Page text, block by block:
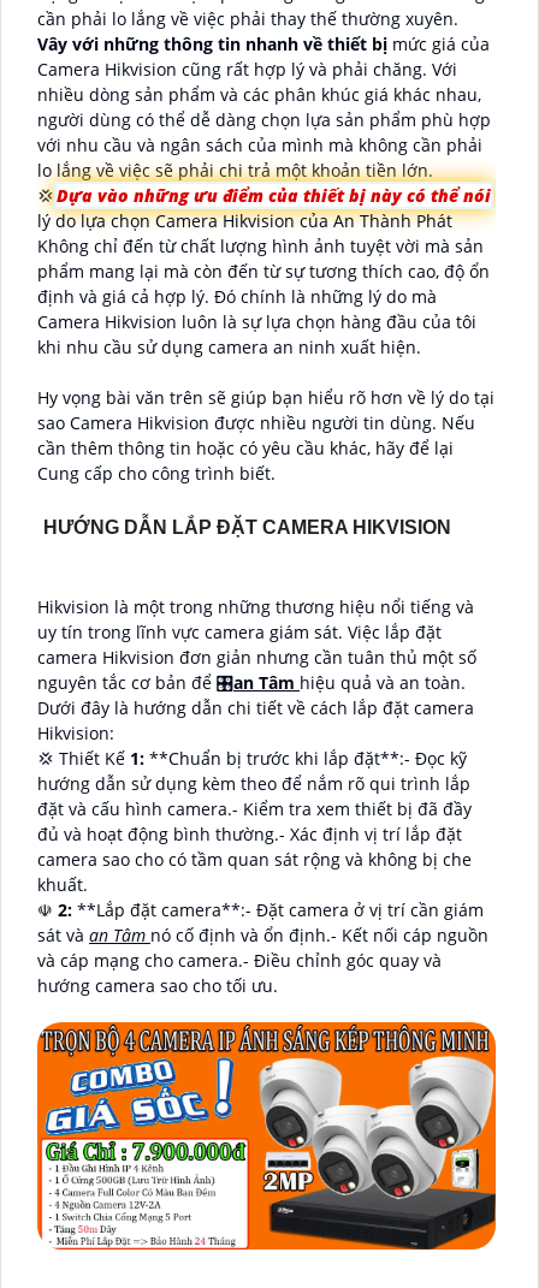
cần phải lo lắng về việc phải thay thế thường xuyên.
Vây với những thông tin nhanh về thiết bị mức giá của
Camera Hikvision cũng rất hợp lý và phải chăng. Với
nhiều dòng sản phẩm và các phân khúc giá khác nhau,
người dùng có thể dễ dàng chọn lựa sản phẩm phù hợp
với nhu cầu và ngân sách của mình mà không cần phải
lo lắng về việc sẽ phải chi trả một khoản tiền lớn.
💢Dựa vào những ưu điểm của thiết bị này có thể nói
lý do lựa chọn Camera Hikvision của An Thành Phát
Không chỉ đến từ chất lượng hình ảnh tuyệt vời mà sản
phẩm mang lại mà còn đến từ sự tương thích cao, độ ổn
định và giá cả hợp lý. Đó chính là những lý do mà
Camera Hikvision luôn là sự lựa chọn hàng đầu của tôi
khi nhu cầu sử dụng camera an ninh xuất hiện.
Hy vọng bài văn trên sẽ giúp bạn hiểu rõ hơn về lý do tại
sao Camera Hikvision được nhiều người tin dùng. Nếu
cần thêm thông tin hoặc có yêu cầu khác, hãy để lại
Cung cấp cho công trình biết.
HƯỚNG DẪN LẮP ĐẶT CAMERA HIKVISION
Hikvision là một trong những thương hiệu nổi tiếng và
uy tín trong lĩnh vực camera giám sát. Việc lắp đặt
camera Hikvision đơn giản nhưng cần tuân thủ một số
nguyên tắc cơ bản để 🎛an Tâm hiệu quả và an toàn.
Dưới đây là hướng dẫn chi tiết về cách lắp đặt camera
Hikvision:
💢 Thiết Kế 1: **Chuẩn bị trước khi lắp đặt**:- Đọc kỹ
hướng dẫn sử dụng kèm theo để nắm rõ qui trình lắp
đặt và cấu hình camera.- Kiểm tra xem thiết bị đã đầy
đủ và hoạt động bình thường.- Xác định vị trí lắp đặt
camera sao cho có tầm quan sát rộng và không bị che
khuất.
☫ 2: **Lắp đặt camera**:- Đặt camera ở vị trí cần giám
sát và an Tâm nó cố định và ổn định.- Kết nối cáp nguồn
và cáp mạng cho camera.- Điều chỉnh góc quay và
hướng camera sao cho tối ưu.